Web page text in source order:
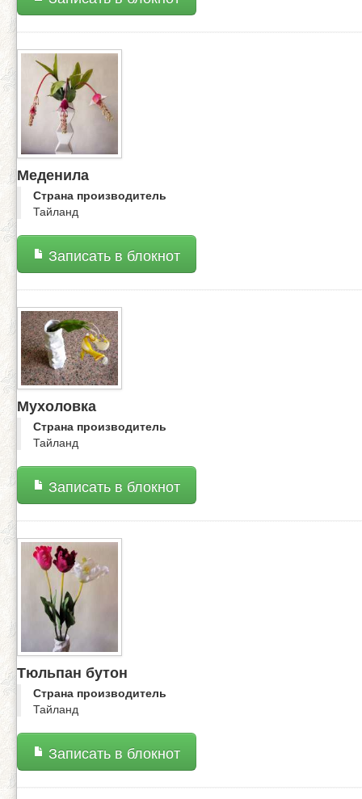
Меденила
Страна производитель
Тайланд
Записать в блокнот
Мухоловка
Страна производитель
Тайланд
Записать в блокнот
Тюльпан бутон
Страна производитель
Тайланд
Записать в блокнот